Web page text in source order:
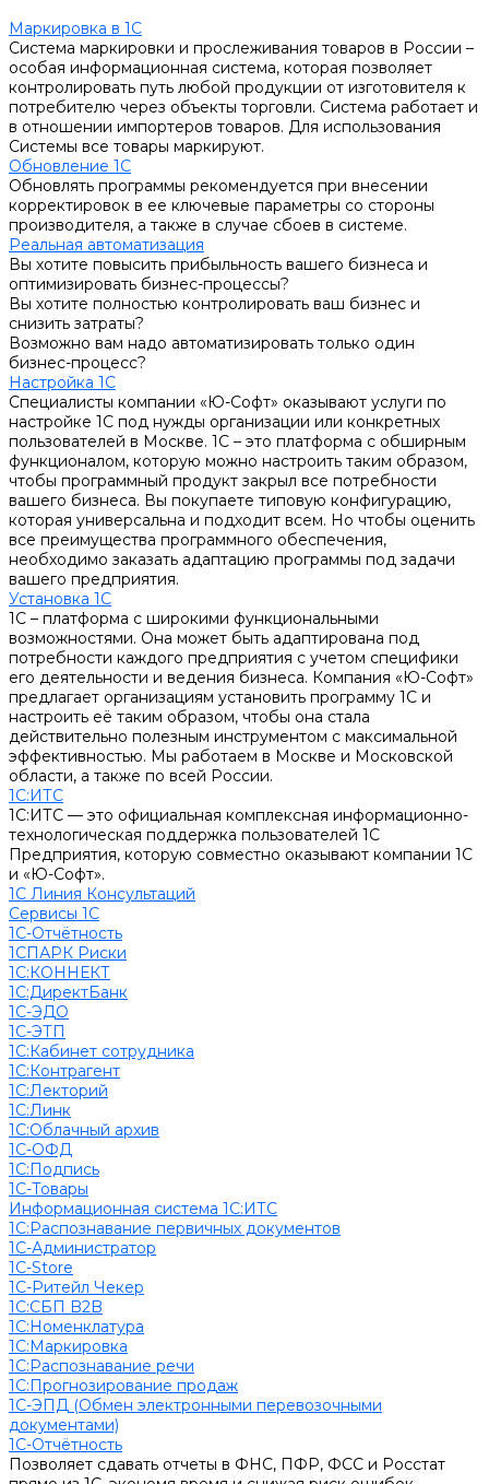
Маркировка в 1С
Система маркировки и прослеживания товаров в России –
особая информационная система, которая позволяет
контролировать путь любой продукции от изготовителя к
потребителю через объекты торговли. Система работает и
в отношении импортеров товаров. Для использования
Системы все товары маркируют.
Обновление 1С
Обновлять программы рекомендуется при внесении
корректировок в ее ключевые параметры со стороны
производителя, а также в случае сбоев в системе.
Реальная автоматизация
Вы хотите повысить прибыльность вашего бизнеса и
оптимизировать бизнес-процессы?
Вы хотите полностью контролировать ваш бизнес и
снизить затраты?
Возможно вам надо автоматизировать только один
бизнес-процесс?
Настройка 1С
Специалисты компании «Ю-Софт» оказывают услуги по
настройке 1С под нужды организации или конкретных
пользователей в Москве. 1С – это платформа с обширным
функционалом, которую можно настроить таким образом,
чтобы программный продукт закрыл все потребности
вашего бизнеса. Вы покупаете типовую конфигурацию,
которая универсальна и подходит всем. Но чтобы оценить
все преимущества программного обеспечения,
необходимо заказать адаптацию программы под задачи
вашего предприятия.
Установка 1С
1С – платформа с широкими функциональными
возможностями. Она может быть адаптирована под
потребности каждого предприятия с учетом специфики
его деятельности и ведения бизнеса. Компания «Ю-Софт»
предлагает организациям установить программу 1С и
настроить её таким образом, чтобы она стала
действительно полезным инструментом с максимальной
эффективностью. Мы работаем в Москве и Московской
области, а также по всей России.
1С:ИТС
1С:ИТС — это официальная комплексная информационно-
технологическая поддержка пользователей 1С
Предприятия, которую совместно оказывают компании 1С
и «Ю-Софт».
1С Линия Консультаций
Сервисы 1С
1С-Отчётность
1СПАРК Риски
1С:КОННЕКТ
1С:ДиректБанк
1С-ЭДО
1С-ЭТП
1С:Кабинет сотрудника
1С:Контрагент
1С:Лекторий
1С:Линк
1С:Облачный архив
1С-ОФД
1С:Подпись
1С-Товары
Информационная система 1С:ИТС
1С:Распознавание первичных документов
1С-Администратор
1С-Store
1С-Ритейл Чекер
1С:СБП B2B
1С:Номенклатура
1С:Маркировка
1С:Распознавание речи
1С:Прогнозирование продаж
1С-ЭПД (Обмен электронными перевозочными
документами)
1С-Отчётность
Позволяет сдавать отчеты в ФНС, ПФР, ФСС и Росстат